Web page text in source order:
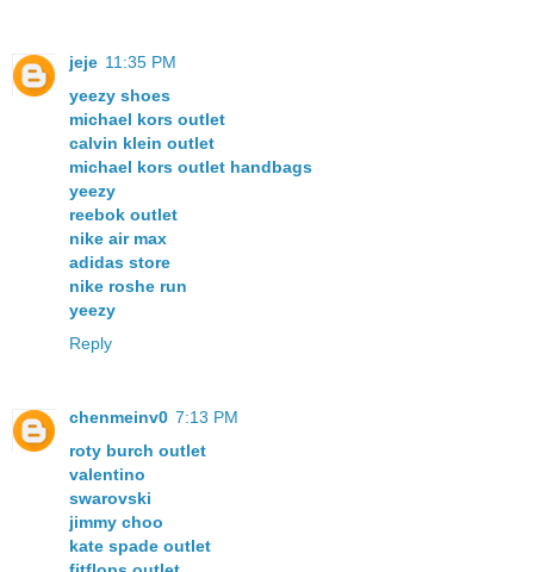
jeje 11:35 PM
yeezy shoes
michael kors outlet
calvin klein outlet
michael kors outlet handbags
yeezy
reebok outlet
nike air max
adidas store
nike roshe run
yeezy
Reply
chenmeinv0 7:13 PM
roty burch outlet
valentino
swarovski
jimmy choo
kate spade outlet